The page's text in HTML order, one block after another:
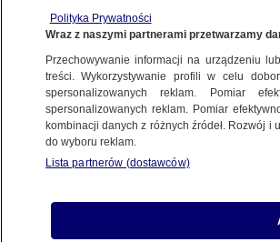
Tayyipem Erdoganem w Soczi
30.09.2021, 09:08
Udostępnij
Władimir Putin i Recep Tayyip
której kraje mają odmienne
Polityka Prywatności
Wraz z naszymi partnerami przetwarzamy
Przechowywanie informacji na urządzeniu
treści. Wykorzystywanie profili w celu
spersonalizowanych reklam. Pomiar
spersonalizowanych reklam. Pomiar
kombinacji danych z różnych źródeł. Rozwój
do wyboru reklam.
Lista partnerów (dostawców)